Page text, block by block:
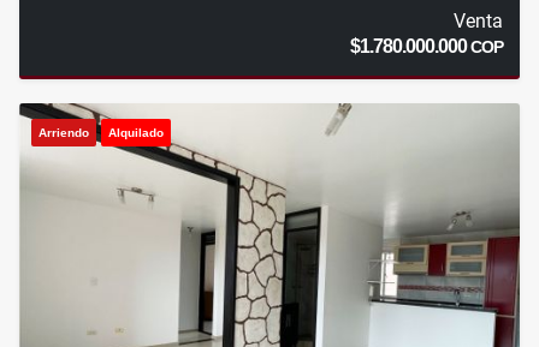
Venta
$1.780.000.000COP
Arriendo Alquilado